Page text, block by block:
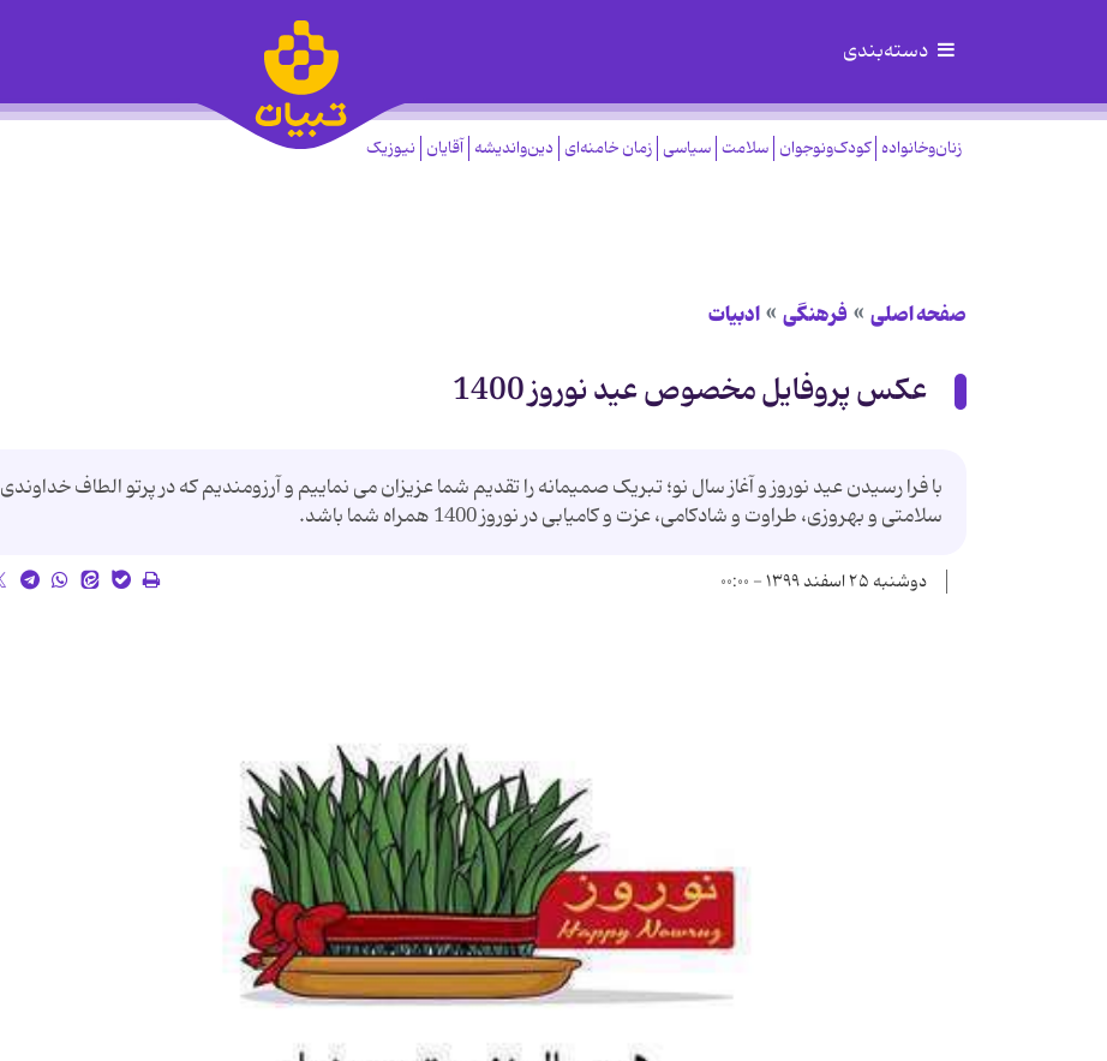
دسته‌بندی
زنان‌وخانواده کودک‌ونوجوان سلامت سیاسی زمان خامنه‌ای دین‌واندیشه آقایان نیوزیک
صفحه اصلی فرهنگی ادبیات
عکس پروفایل مخصوص عید نوروز 1400
با فرا رسیدن عید نوروز و آغاز سال نو؛ تبریک صمیمانه را تقدیم شما عزیزان می نماییم و آرزومندیم که در پرتو الطاف خداوندی
سلامتی و بهروزی، طراوت و شادکامی، عزت و کامیابی در نوروز 1400 همراه شما باشد.
دوشنبه ۲۵ اسفند ۱۳۹۹ - ۰۰:۰۰